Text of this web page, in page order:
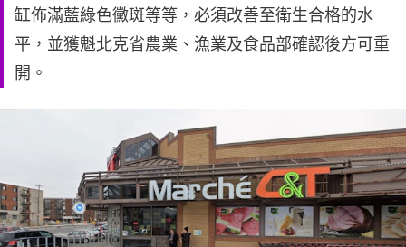
缸佈滿藍綠色黴斑等等，必須改善至衛生合格的水
平，並獲魁北克省農業、漁業及食品部確認後方可重
開。